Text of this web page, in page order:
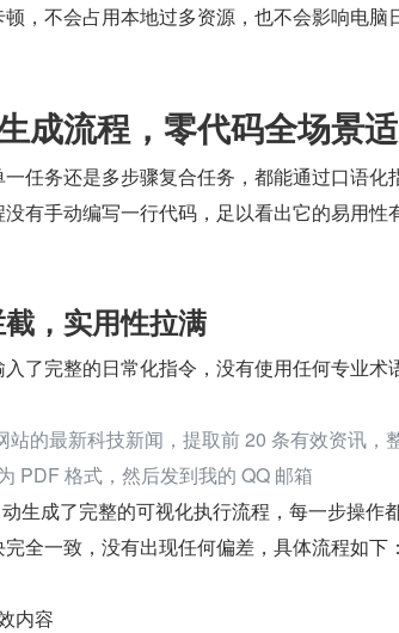
，不会占用本地过多资源，也不会影响电脑
成流程，零代码全场景
任务还是多步骤复合任务，都能通过口语化
有手动编写一行代码，足以看出它的易用性
，实用性拉满
了完整的日常化指令，没有使用任何专业术
的最新科技新闻，提取前 20 条有效资讯，
PDF 格式，然后发到我的 QQ 邮箱
生成了完整的可视化执行流程，每一步操作
全一致，没有出现任何偏差，具体流程如下：
内容